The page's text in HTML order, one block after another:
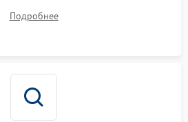
Подробнее